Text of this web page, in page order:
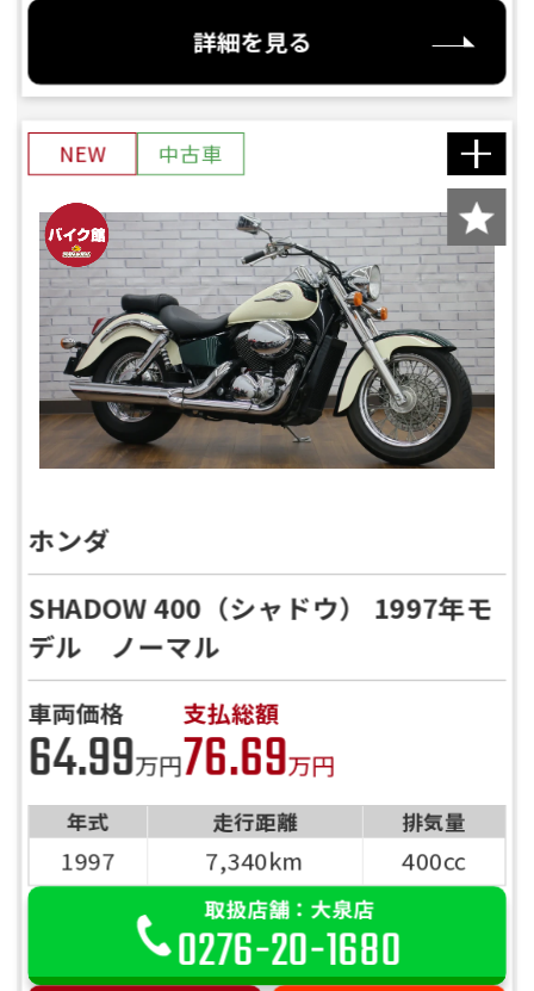
詳細を見る
NEW 中古車
ホンダ
SHADOW 400（シャドウ） 1997年モ
デル ノーマル
車両価格
64.99万円
支払総額
76.69万円
年式 走行距離 排気量
1997 7,340km 400cc
取扱店舗：大泉店
0276-20-1680